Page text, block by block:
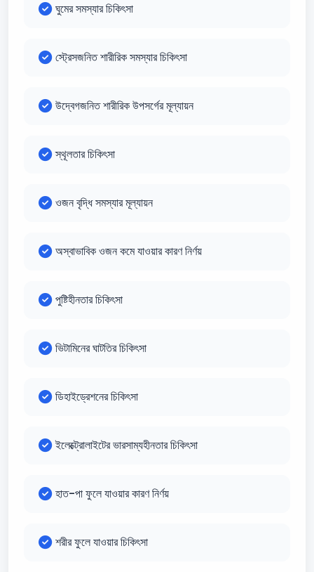
ঘুমের সমস্যার চিকিৎসা
স্ট্রেসজনিত শারীরিক সমস্যার চিকিৎসা
উদ্বেগজনিত শারীরিক উপসর্গের মূল্যায়ন
স্থূলতার চিকিৎসা
ওজন বৃদ্ধি সমস্যার মূল্যায়ন
অস্বাভাবিক ওজন কমে যাওয়ার কারণ নির্ণয়
পুষ্টিহীনতার চিকিৎসা
ভিটামিনের ঘাটতির চিকিৎসা
ডিহাইড্রেশনের চিকিৎসা
ইলেক্ট্রোলাইটের ভারসাম্যহীনতার চিকিৎসা
হাত-পা ফুলে যাওয়ার কারণ নির্ণয়
শরীর ফুলে যাওয়ার চিকিৎসা